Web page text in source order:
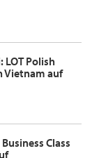
LOT Polish
Vietnam auf
Class